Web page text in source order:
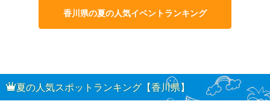
香川県の夏の人気イベントランキング
夏の人気スポットランキング【香川県】